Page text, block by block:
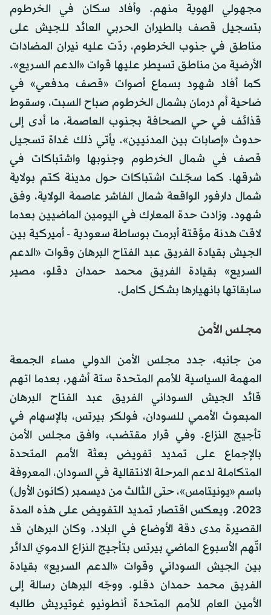
مجهولي الهوية منهم. وأفاد سكان في الخرطوم
بتسجيل قصف بالطيران الحربي العائد للجيش على
مناطق في جنوب الخرطوم، ردّت عليه نيران المضادات
الأرضية من مناطق تسيطر عليها قوات «الدعم السريع».
كما أفاد شهود بسماع أصوات «قصف مدفعي» في
ضاحية أم درمان بشمال الخرطوم صباح السبت، وسقوط
قذائف في حي الصحافة بجنوب العاصمة، ما أدى إلى
حدوث «إصابات بين المدنيين». يأتي ذلك غداة تسجيل
قصف في شمال الخرطوم وجنوبها واشتباكات في
شرقها. كما سجّلت اشتباكات حول مدينة كتم بولاية
شمال دارفور الواقعة شمال الفاشر عاصمة الولاية، وفق
شهود. وزادت حدة المعارك في اليومين الماضيين بعدما
لاقت هدنة مؤقتة أبرمت بوساطة سعودية - أميركية بين
الجيش بقيادة الفريق عبد الفتاح البرهان وقوات «الدعم
السريع» بقيادة الفريق محمد حمدان دقلو، مصير
سابقاتها بانهيارها بشكل كامل.
مجلس الأمن
من جانبه، جدد مجلس الأمن الدولي مساء الجمعة
المهمة السياسية للأمم المتحدة ستة أشهر، بعدما اتهم
قائد الجيش السوداني الفريق عبد الفتاح البرهان
المبعوث الأممي للسودان، فولكر بيرتس، بالإسهام في
تأجيج النزاع. وفي قرار مقتضب، وافق مجلس الأمن
بالإجماع على تمديد تفويض بعثة الأمم المتحدة
المتكاملة لدعم المرحلة الانتقالية في السودان، المعروفة
باسم «يونيتامس»، حتى الثالث من ديسمبر (كانون الأول)
2023. ويعكس اقتصار تمديد التفويض على هذه المدة
القصيرة مدى دقة الأوضاع في البلاد. وكان البرهان قد
اتّهم الأسبوع الماضي بيرتس بتأجيج النزاع الدموي الدائر
بين الجيش السوداني وقوات «الدعم السريع» بقيادة
الفريق محمد حمدان دقلو. ووجّه البرهان رسالة إلى
الأمين العام للأمم المتحدة أنطونيو غوتيريش طالبه